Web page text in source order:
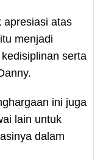
apresiasi atas
menjadi
serta
ini juga
lain untuk
dalam